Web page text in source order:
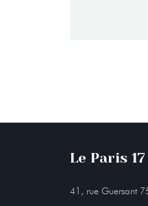
Le Paris 17
41, rue Guersant